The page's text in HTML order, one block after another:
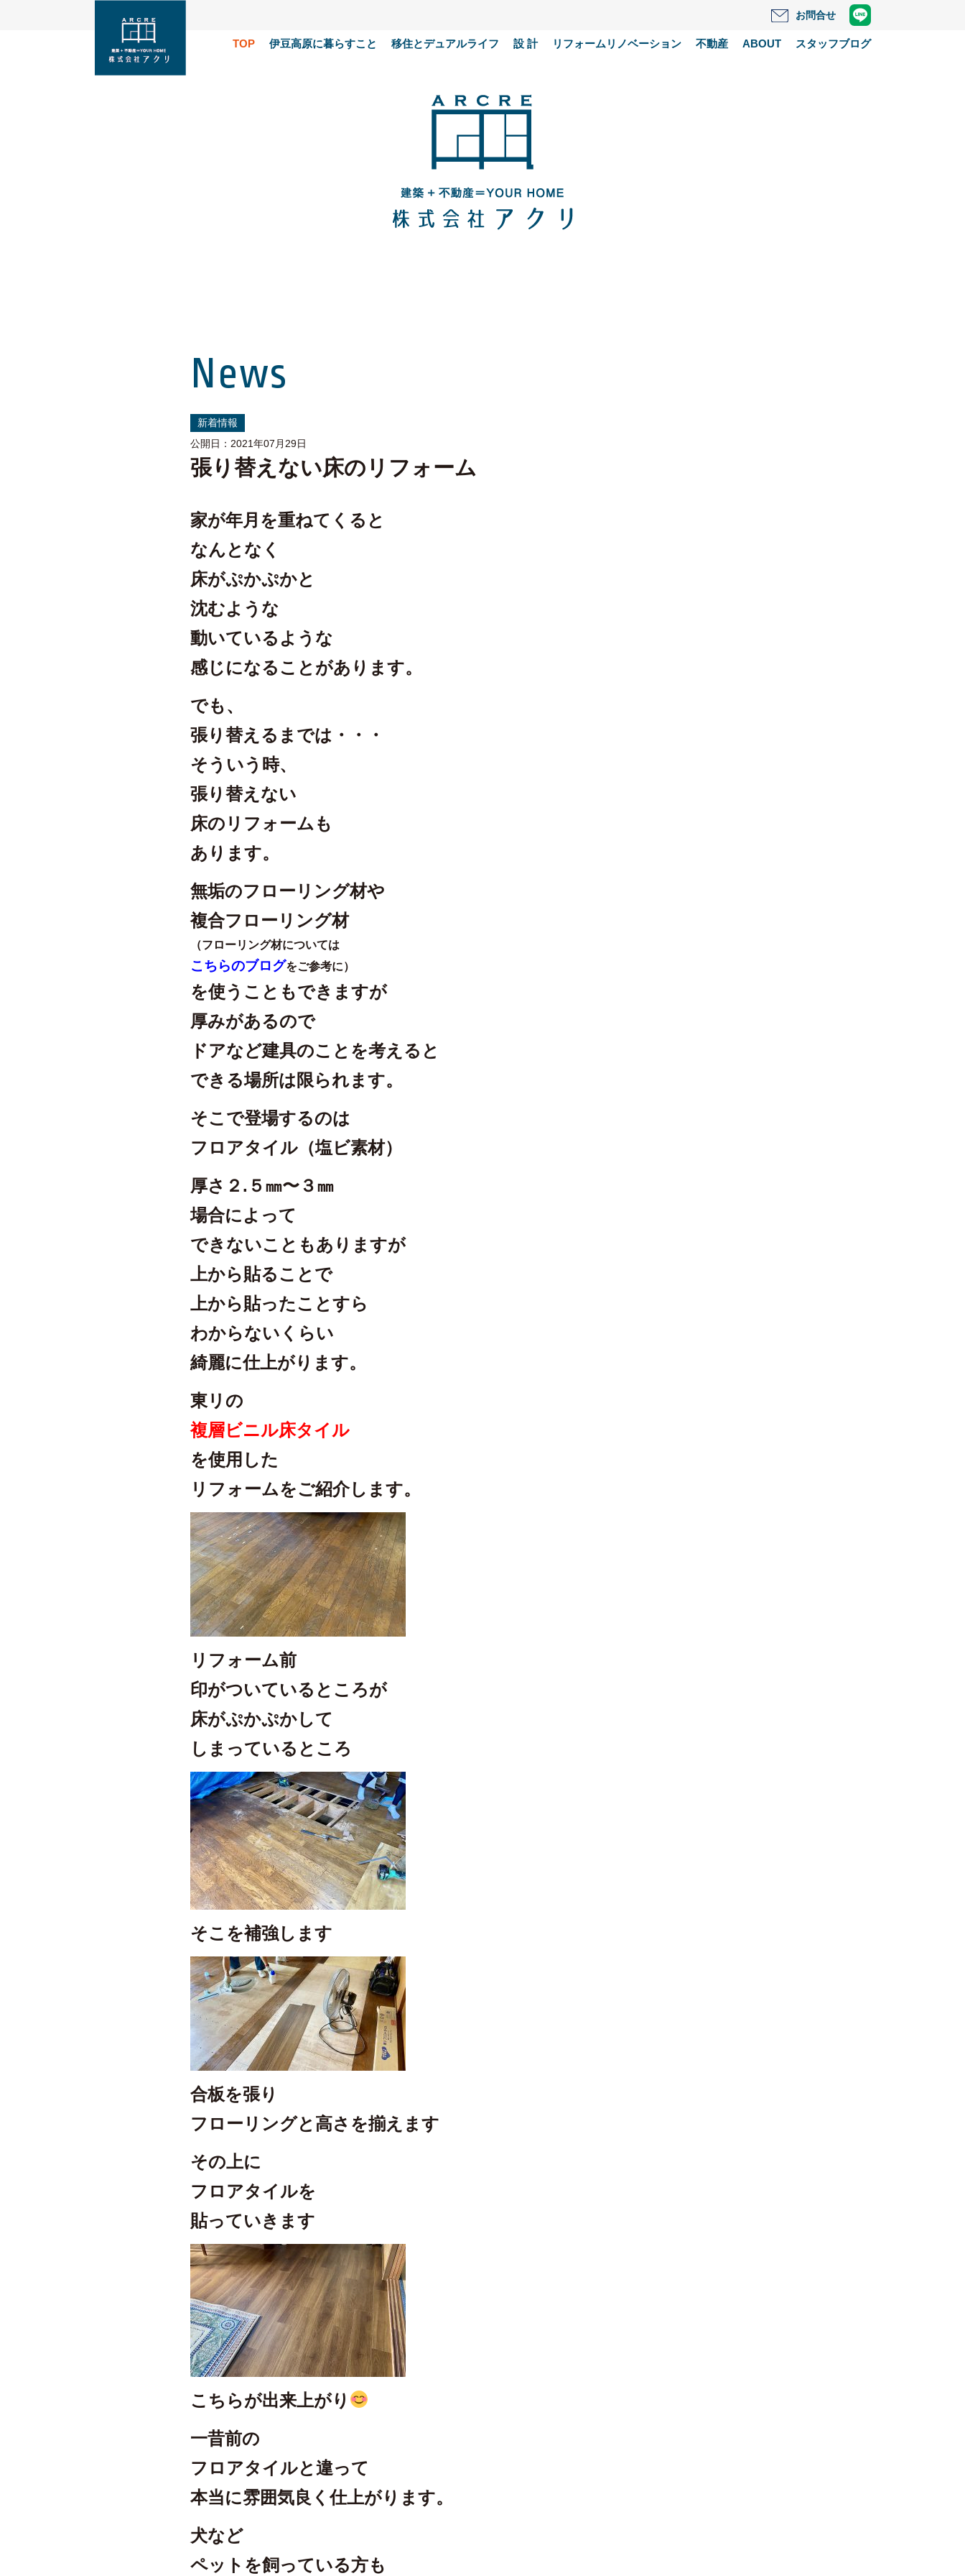
お問合せ
TOP 伊豆高原に暮らすこと 移住とデュアルライフ 設 計 リフォームリノベーション 不動産 ABOUT スタッフブログ
News
新着情報
公開日：2021年07月29日
張り替えない床のリフォーム
家が年月を重ねてくると
なんとなく
床がぷかぷかと
沈むような
動いているような
感じになることがあります。
でも、
張り替えるまでは・・・
そういう時、
張り替えない
床のリフォームも
あります。
無垢のフローリング材や
複合フローリング材
（フローリング材については
こちらのブログをご参考に）
を使うこともできますが
厚みがあるので
ドアなど建具のことを考えると
できる場所は限られます。
そこで登場するのは
フロアタイル（塩ビ素材）
厚さ２.５㎜〜３㎜
場合によって
できないこともありますが
上から貼ることで
上から貼ったことすら
わからないくらい
綺麗に仕上がります。
東リの
複層ビニル床タイル
を使用した
リフォームをご紹介します。
リフォーム前
印がついているところが
床がぷかぷかして
しまっているところ
そこを補強します
合板を張り
フローリングと高さを揃えます
その上に
フロアタイルを
貼っていきます
こちらが出来上がり
一昔前の
フロアタイルと違って
本当に雰囲気良く仕上がります。
犬など
ペットを飼っている方も